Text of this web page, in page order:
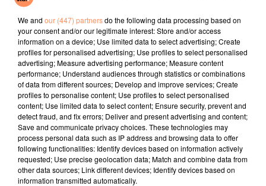
Don´t Cha
l'horoscope
Bélier Taureau Gémeaux
We and our (447) partnersdo the following data processing based on
your consent and/or our legitimate interest: Store and/or access
information on a device; Use limited data to select advertising; Create
profiles for personalised advertising; Use profiles to select personalised
advertising; Measure advertising performance; Measure content
performance; Understand audiences through statistics or combinations
of data from different sources; Develop and improve services; Create
profiles to personalise content; Use profiles to select personalised
content; Use limited data to select content; Ensure security, prevent and
detect fraud, and fix errors; Deliver and present advertising and content;
Save and communicate privacy choices. These technologies may
process personal data such as IP address and browsing data to offer
following functionalities: Identify devices based on information actively
requested; Use precise geolocation data; Match and combine data from
other data sources; Link different devices; Identify devices based on
information transmitted automatically.